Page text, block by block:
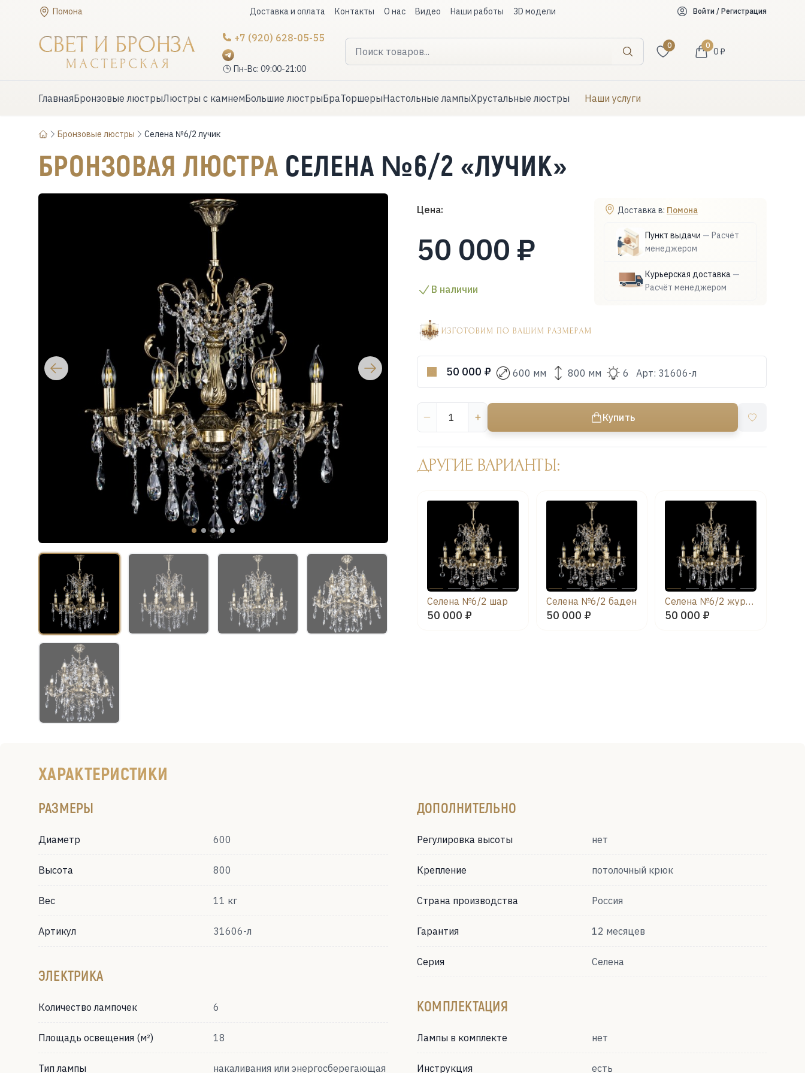
Помона Доставка и оплата Контакты О нас Видео Наши работы 3D модели Войти / Регистрация
+7 (920) 628-05-55
Пн-Вс: 09:00-21:00
Искать
0 0
0 ₽
ГлавнаяБронзовые люстрыЛюстры с камнемБольшие люстрыБраТоршерыНастольные лампыХрустальные люстры Наши услуги
Бронзовые люстры Селена №6/2 лучик
БРОНЗОВАЯ ЛЮСТРА СЕЛЕНА №6/2 «ЛУЧИК»
Цена:
50 000 ₽
В наличии
Доставка в: Помона
Пункт выдачи — Расчёт
менеджером
Курьерская доставка —
Расчёт менеджером
50 000 ₽ 600 мм 800 мм 6 Арт: 31606-л
Купить
ДРУГИЕ ВАРИАНТЫ:
Селена №6/2 шар
50 000 ₽
Селена №6/2 баден
50 000 ₽
Селена №6/2 журавлик
50 000 ₽
ХАРАКТЕРИСТИКИ
РАЗМЕРЫ
Диаметр 600
Высота 800
Вес 11 кг
Артикул 31606-л
ЭЛЕКТРИКА
Количество лампочек 6
Площадь освещения (м²) 18
Тип лампы накаливания или энергосберегающая
ДОПОЛНИТЕЛЬНО
Регулировка высоты нет
Крепление потолочный крюк
Страна производства Россия
Гарантия 12 месяцев
Серия Селена
КОМПЛЕКТАЦИЯ
Лампы в комплекте нет
Инструкция есть